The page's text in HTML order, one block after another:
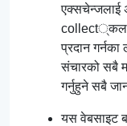
एक्सचेन्जलाई
collect्कलन
प्रदान
संचारको सबै
गर्नुहुने सबै
यस वेबसाइट